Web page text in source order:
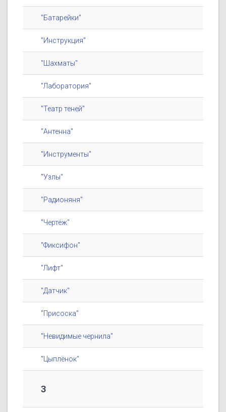
"Батарейки"
"Инструкция"
"Шахматы"
"Лаборатория"
"Театр теней"
"Антенна"
"Инструменты"
"Узлы"
"Радионяня"
"Чертёж"
"Фиксифон"
"Лифт"
"Датчик"
"Присоска"
"Невидимые чернила"
"Цыплёнок"
3